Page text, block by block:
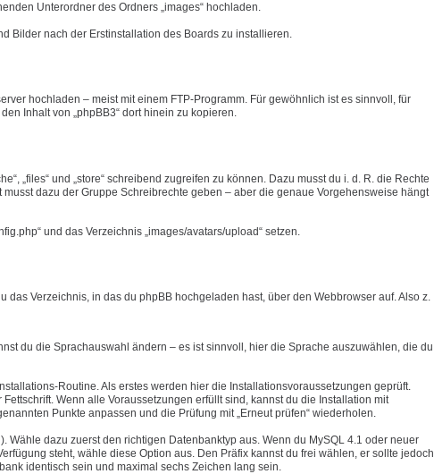
Unterordner des Ordners „images“ hochladen.
Bilder nach der Erstinstallation des Boards zu installieren.
hochladen – meist mit einem FTP-Programm. Für gewöhnlich ist es sinnvoll, für
Inhalt von „phpBB3“ dort hinein zu kopieren.
„files“ und „store“ schreibend zugreifen zu können. Dazu musst du i. d. R. die Rechte
musst dazu der Gruppe Schreibrechte geben – aber die genaue Vorgehensweise hängt
und das Verzeichnis „images/avatars/upload“ setzen.
Verzeichnis, in das du phpBB hochgeladen hast, über den Webbrowser auf. Also z.
du die Sprachauswahl ändern – es ist sinnvoll, hier die Sprache auszuwählen, die du
Routine. Als erstes werden hier die Installationsvoraussetzungen geprüft.
Wenn alle Voraussetzungen erfüllt sind, kannst du die Installation mit
Punkte anpassen und die Prüfung mit „Erneut prüfen“ wiederholen.
Wähle dazu zuerst den richtigen Datenbanktyp aus. Wenn du MySQL 4.1 oder neuer
steht, wähle diese Option aus. Den Präfix kannst du frei wählen, er sollte jedoch
identisch sein und maximal sechs Zeichen lang sein.